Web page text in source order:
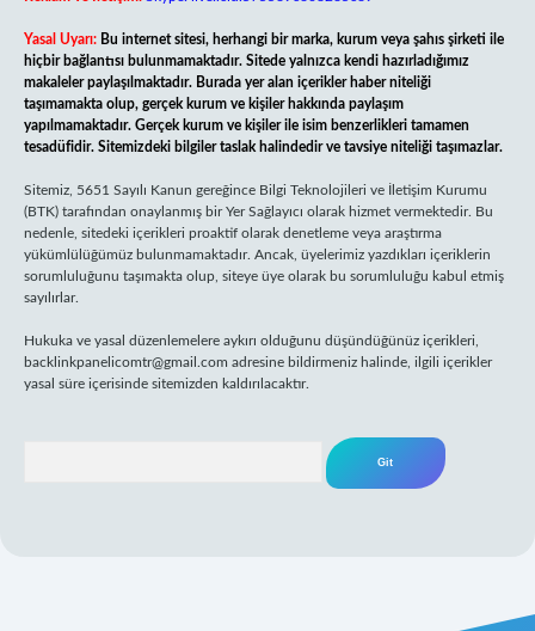
Yasal Uyarı: Bu internet sitesi, herhangi bir marka, kurum veya şahıs şirketi ile
hiçbir bağlantısı bulunmamaktadır. Sitede yalnızca kendi hazırladığımız
makaleler paylaşılmaktadır. Burada yer alan içerikler haber niteliği
taşımamakta olup, gerçek kurum ve kişiler hakkında paylaşım
yapılmamaktadır. Gerçek kurum ve kişiler ile isim benzerlikleri tamamen
tesadüfidir. Sitemizdeki bilgiler taslak halindedir ve tavsiye niteliği taşımazlar.
Sitemiz, 5651 Sayılı Kanun gereğince Bilgi Teknolojileri ve İletişim Kurumu
(BTK) tarafından onaylanmış bir Yer Sağlayıcı olarak hizmet vermektedir. Bu
nedenle, sitedeki içerikleri proaktif olarak denetleme veya araştırma
yükümlülüğümüz bulunmamaktadır. Ancak, üyelerimiz yazdıkları içeriklerin
sorumluluğunu taşımakta olup, siteye üye olarak bu sorumluluğu kabul etmiş
sayılırlar.
Hukuka ve yasal düzenlemelere aykırı olduğunu düşündüğünüz içerikleri,
backlinkpanelicomtr@gmail.com adresine bildirmeniz halinde, ilgili içerikler
yasal süre içerisinde sitemizden kaldırılacaktır.